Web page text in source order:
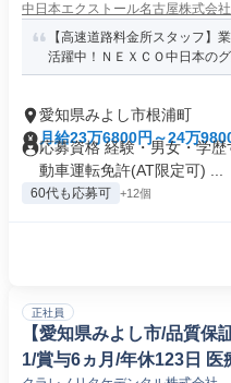
中日本エクストール名古屋株式会社
【高速道路料金所スタッフ】
活躍中！ＮＥＸＣＯ中日本の
愛知県みよし市根浦町
月給23万6800円～24万
応募資格 経験・男女・学
動車運転免許(AT限定可) ...
60代も応募可 +12個
正社員
【愛知県みよし市/品質
1/賞与6ヵ月/年休123日 医